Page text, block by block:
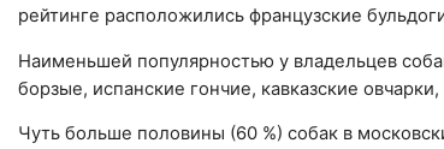
рейтинге расположились французские
Наименьшей популярностью у владельцев
борзые, испанские гончие, кавказские
Чуть больше половины (60 %) собак в